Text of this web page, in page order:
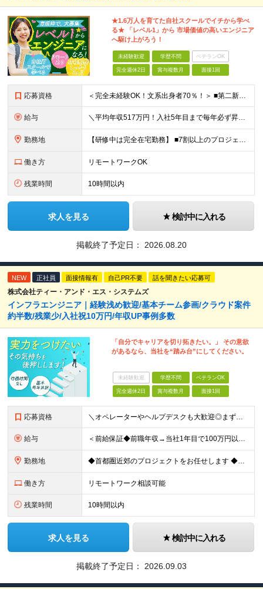
★1.6万人を育てた自社スクールでイチから学べ
る★ 「レベル1」から 市場価値の高いエンジニア
へ駆け上がろう！
未経験歓迎 学歴不問 ベテランOK
完全週休2日 賞与複数月 面接1回
応募資格 ＜完全未経験OK！文系出身者70％！＞ ■第二新卒歓迎 ■学歴・経歴不問・社会人未経験もOK ■20代を中心に活躍中◎ ★☆先輩たちの前職☆★ 元アパレルスタッフや塾講師、介護士、事務、営業など社員
給与 ＼平均年収517万円！入社5年目まで毎年必ず昇給／ ■賞与年3回 ■年収800万円以上も可 ■入社3年以上の平均年収469.2万円 月給23万2000円以上＋賞与年3回＋各種手当 ☆入社5年目まで最
勤務地 【研修中は完全在宅勤務】 ■7割以上のプロジェクトでリモートワークを導入 ■一都三県のプロジェクト先 ■転居を伴う転勤なし ＜プロジェクト先＞ 東京・神奈川・千葉・埼玉でのプロジェクト先にて勤務いた
働き方 リモートワークOK
残業時間 10時間以内
求人を見る 検討中に入れる
掲載終了予定日： 2026.08.20
NEW 正社員 面接情報有 自己PR不要 話を聞きたい応募可
株式会社ティー・アンド・エス・システムズ
インフラエンジニア｜経験浅め歓迎/基本チーム参画/クラウド案件
約半数/残業少/入社祝10万円/年収UP事例多数
「自分でキャリアを切り拓きたい。」 その意欲
があるなら、当社を“踏み台”にしてください。
未経験歓迎 学歴不問 ベテランOK
完全週休2日 賞与複数月 面接1回
応募資格 ＼オペレーターやヘルプデスクも大歓迎◎まずはご応募ください／ ◆学歴不問 ◆IT業界での勤務経験がある方（職種・年数不問） ┗例：オペレーター、ヘルプデスク、開発からインフラ領域へのシフト、スク
給与 ＜前給保証◆前職年収→当社1年目で100万円以上アップ実績あり◆基本的に全員毎年昇給＞ 月給45万円（固定残業代：30時間分/85,470円）※PM/PL/PMO経験2年以上 月給36万円（固定残業
勤務地 ◆首都圏近郊のプロジェクトをお任せします ◆転勤なし ◆自社オフィスで働ける案件もございます 【本社】 東京都中央区日本橋小伝馬町1-1 日本橋末広ビル6階 ※変更の範囲：上記を除く当社関連勤務地
働き方 リモートワーク相談可能
残業時間 10時間以内
求人を見る 検討中に入れる
掲載終了予定日： 2026.09.03